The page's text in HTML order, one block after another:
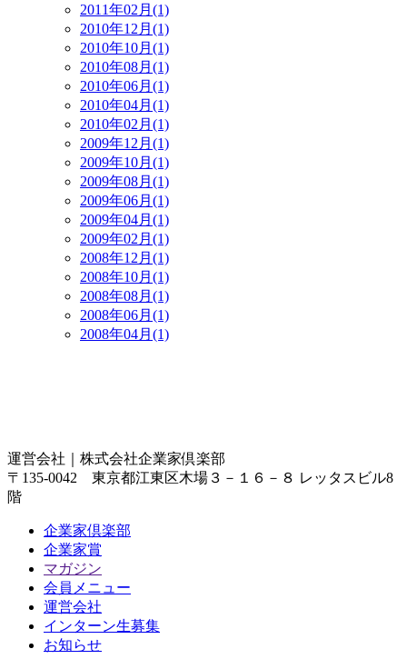
2011年02月(1)
2010年12月(1)
2010年10月(1)
2010年08月(1)
2010年06月(1)
2010年04月(1)
2010年02月(1)
2009年12月(1)
2009年10月(1)
2009年08月(1)
2009年06月(1)
2009年04月(1)
2009年02月(1)
2008年12月(1)
2008年10月(1)
2008年08月(1)
2008年06月(1)
2008年04月(1)
運営会社｜ 株式会社企業家倶楽部
〒135-0042 東京都江東区木場３－１６－８ レッタスビル8
階
企業家倶楽部
企業家賞
マガジン
会員メニュー
運営会社
インターン生募集
お知らせ